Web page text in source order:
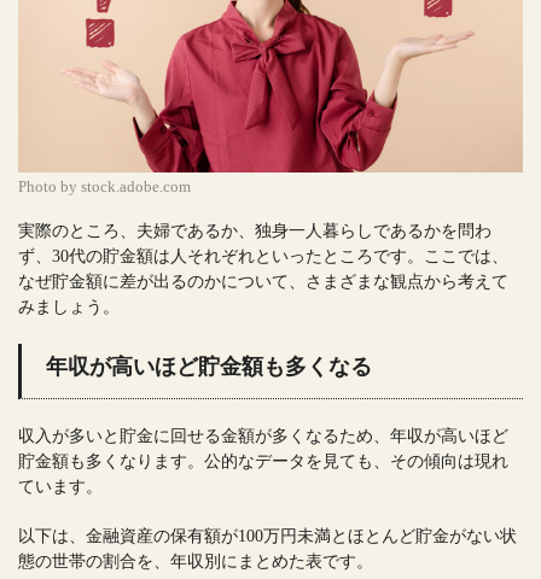
Photo by stock.adobe.com
実際のところ、夫婦であるか、独身一人暮らしであるかを問わ
ず、30代の貯金額は人それぞれといったところです。ここでは、
なぜ貯金額に差が出るのかについて、さまざまな観点から考えて
みましょう。
年収が高いほど貯金額も多くなる
収入が多いと貯金に回せる金額が多くなるため、年収が高いほど
貯金額も多くなります。公的なデータを見ても、その傾向は現れ
ています。
以下は、金融資産の保有額が100万円未満とほとんど貯金がない状
態の世帯の割合を、年収別にまとめた表です。